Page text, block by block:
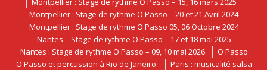
Montpellier : Stage de rythme O Passo – 20 et 21 Avril 2024
Montpellier : Stage de rythme O Passo 05, 06 Octobre 2024
Nantes – Stage de rythme O Passo – 17 et 18 mai 2025
Nantes : Stage de rythme O Passo – 09, 10 mai 2026
O Passo
O Passo et percussion à Rio de Janeiro.
Paris : musicalité salsa